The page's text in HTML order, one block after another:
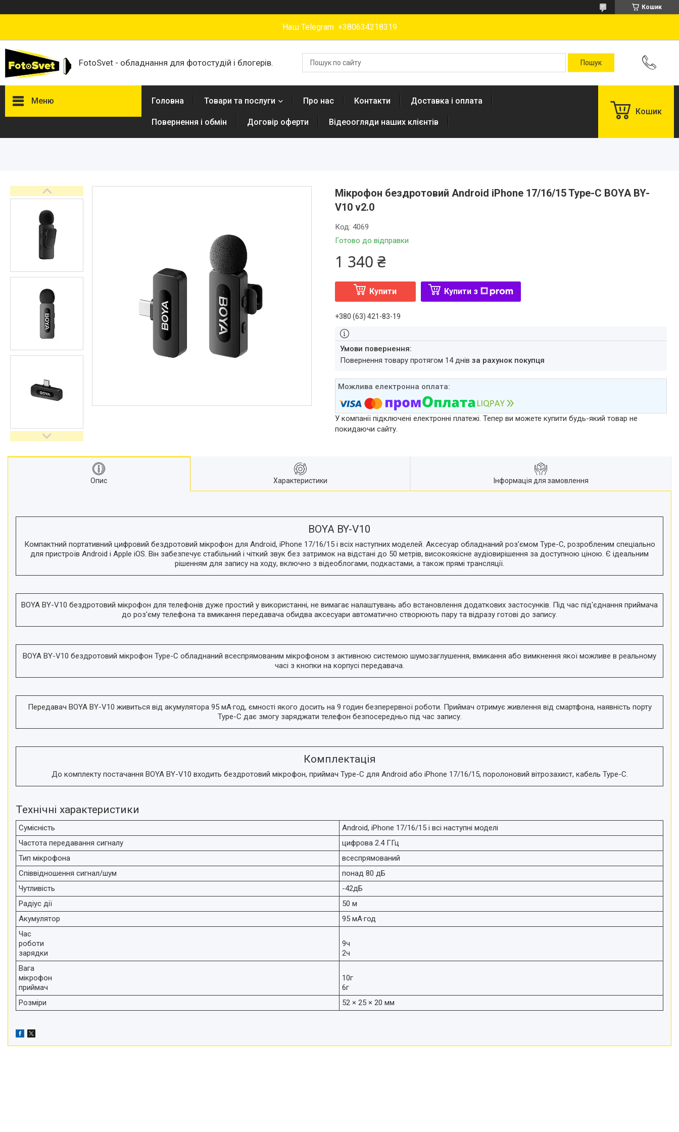
Кошик
Наш Telegram +380634218319
FotoSvet - обладнання для фотостудій і блогерів.
Меню
Студійні парасольки
Студійне світло
Лампи для постійного та
імпульсного світла
Набори постійного світла для
фото і відео
Набори імпульсного світла
відбивачів
Поворотні столики
Все для предметної зйомки
Лайтбокси, фотобокси
Кільцеві лампи, товари для
відеосвітло
Підсвічування, накамерне
відеокамер
Стедіками, стабілізатори
Моноподи
Лінзи-об'єктиви для
Перехідники для фототехніки і
адаптери
Генератори диму
Аксесуари для фото-
Аксесуари для мобільних
телефонів і смартфонів
Знижки
Головна Товари та послуги Про нас Контакти Доставка і оплата
Повернення і обмін Договір оферти Відеоогляди наших клієнтів
Кошик
Мікрофон бездротовий Android iPhone 17/16/15 Type-C BOYA BY-
V10 v2.0
Готово до відправки
Код: 4069
1 340 ₴
Купити Купити з
+380 (63) 421-83-19
повернення товару протягом 14 днів за рахунок покупця
У компанії підключені електронні платежі. Тепер ви можете купити будь-який товар не
покидаючи сайту.
Опис Характеристики Інформація для замовлення
BOYA BY-V10
Компактний портативний цифровий бездротовий мікрофон для Android, iPhone 17/16/15 і всіх наступних моделей. Аксесуар обладнаний роз'ємом Type-C, розробленим спеціально
для пристроїв Android і Apple iOS. Він забезпечує стабільний і чіткий звук без затримок на відстані до 50 метрів, високоякісне аудіовирішення за доступною ціною. Є ідеальним
рішенням для запису на ходу, включно з відеоблогами, подкастами, а також прямі трансляції.
BOYA BY-V10 бездротовий мікрофон для телефонів дуже простий у використанні, не вимагає налаштувань або встановлення додаткових застосунків. Під час під'єднання приймача
до роз'єму телефона та вмикання передавача обидва аксесуари автоматично створюють пару та відразу готові до запису.
BOYA BY-V10 бездротовий мікрофон Type-C обладнаний всеспрямованим мікрофоном з активною системою шумозаглушення, вмикання або вимкнення якої можливе в реальному
часі з кнопки на корпусі передавача.
Передавач BOYA BY-V10 живиться від акумулятора 95 мА·год, ємності якого досить на 9 годин безперервної роботи. Приймач отримує живлення від смартфона, наявність порту
Type-C дає змогу заряджати телефон безпосередньо під час запису.
Комплектація
До комплекту постачання BOYA BY-V10 входить бездротовий мікрофон, приймач Type-C для Android або iPhone 17/16/15, поролоновий вітрозахист, кабель Type-C.
Технічні характеристики
Сумісність
Android, iPhone 17/16/15 і всі наступні моделі
Частота передавання сигналу
цифрова 2.4 ГГц
Тип мікрофона
всеспрямований
Співвідношення сигнал/шум
понад 80 дБ
Чутливість
-42дБ
Радіус дії
50 м
Акумулятор
95 мА·год
Час
роботи
зарядки
9ч
2ч
Вага
мікрофон
приймач
10г
6г
Розміри
52 × 25 × 20 мм